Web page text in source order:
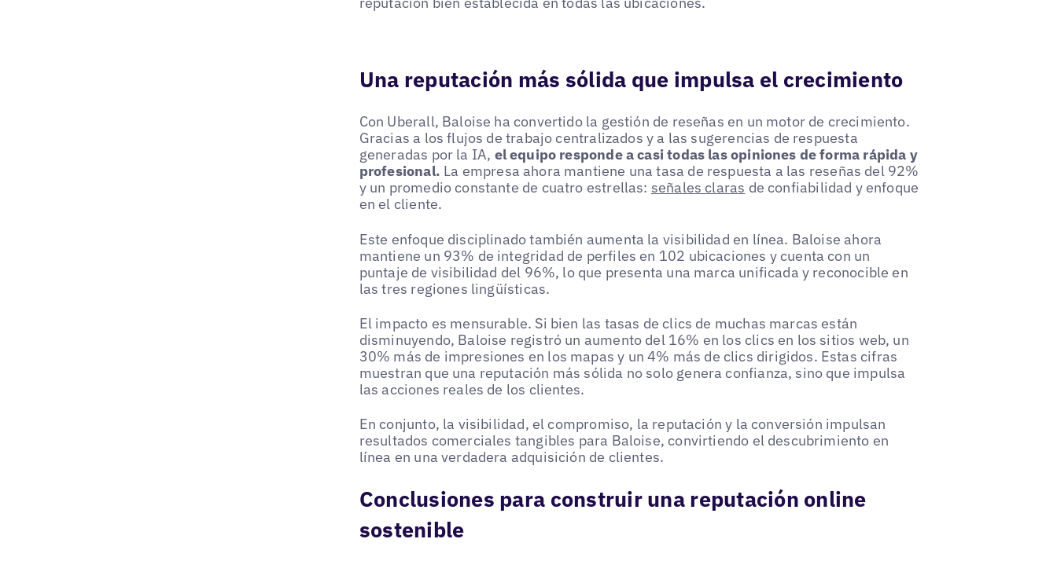
Una reputación más sólida que impulsa el crecimiento
Con Uberall, Baloise ha convertido la gestión de reseñas en un motor de crecimiento.
Gracias a los flujos de trabajo centralizados y a las sugerencias de respuesta
generadas por la IA, el equipo responde a casi todas las opiniones de forma rápida y
profesional. La empresa ahora mantiene una tasa de respuesta a las reseñas del 92%
y un promedio constante de cuatro estrellas: señales claras de confiabilidad y enfoque
en el cliente.
Este enfoque disciplinado también aumenta la visibilidad en línea. Baloise ahora
mantiene un 93% de integridad de perfiles en 102 ubicaciones y cuenta con un
puntaje de visibilidad del 96%, lo que presenta una marca unificada y reconocible en
las tres regiones lingüísticas.
El impacto es mensurable. Si bien las tasas de clics de muchas marcas están
disminuyendo, Baloise registró un aumento del 16% en los clics en los sitios web, un
30% más de impresiones en los mapas y un 4% más de clics dirigidos. Estas cifras
muestran que una reputación más sólida no solo genera confianza, sino que impulsa
las acciones reales de los clientes.
En conjunto, la visibilidad, el compromiso, la reputación y la conversión impulsan
resultados comerciales tangibles para Baloise, convirtiendo el descubrimiento en
línea en una verdadera adquisición de clientes.
Conclusiones para construir una reputación online
sostenible